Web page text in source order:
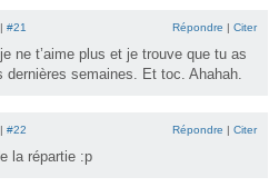
#21 Répondre | Citer
ne t’aime plus et je trouve que tu as
dernières semaines. Et toc. Ahahah.
#22 Répondre | Citer
la répartie :p